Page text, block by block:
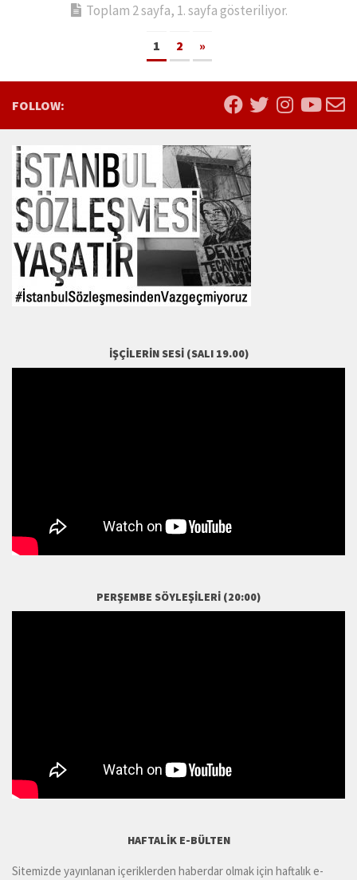
Toplam 2 sayfa, 1. sayfa gösteriliyor.
1 2 »
FOLLOW:
İŞÇILERIN SESI (SALI 19.00)
PERŞEMBE SÖYLEŞILERI (20:00)
HAFTALIK E-BÜLTEN
Sitemizde yayınlanan içeriklerden haberdar olmak için haftalık e-